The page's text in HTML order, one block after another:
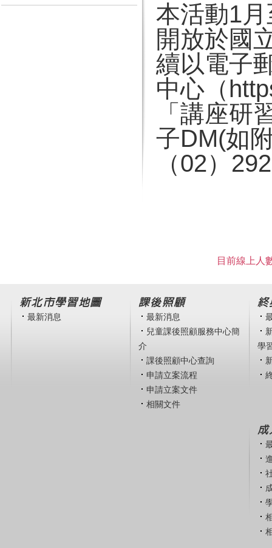
本活動1
開放於國
續以電子
中心（
「講座研
子DM(如
（02）
目前線上人
新北市學習地圖
最新消息
課後照顧
最新消息
兒童課後照顧服務中心簡
介
課後照顧中心查詢
申請立案流程
申請立案文件
相關文件
終
學